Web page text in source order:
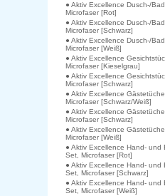
● Aktiv Excellence Dusch-/
Microfaser [Rot]
● Aktiv Excellence Dusch-/
Microfaser [Schwarz]
● Aktiv Excellence Dusch-/
Microfaser [Weiß]
● Aktiv Excellence
Microfaser [Kieselgrau]
● Aktiv Excellence
Microfaser [Schwarz]
● Aktiv Excellence
Microfaser [Schwarz/Weiß]
● Aktiv Excellence
Microfaser [Schwarz]
● Aktiv Excellence
Microfaser [Weiß]
● Aktiv Excellence Hand- und
Set, Microfaser [Rot]
● Aktiv Excellence Hand- und
Set, Microfaser [Schwarz]
● Aktiv Excellence Hand- und
Set, Microfaser [Weiß]